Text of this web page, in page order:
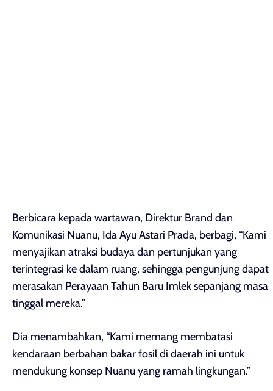
Berbicara kepada wartawan, Direktur Brand dan
Komunikasi Nuanu, Ida Ayu Astari Prada, berbagi, “Kami
menyajikan atraksi budaya dan pertunjukan yang
terintegrasi ke dalam ruang, sehingga pengunjung dapat
merasakan Perayaan Tahun Baru Imlek sepanjang masa
tinggal mereka.”
Dia menambahkan, “Kami memang membatasi
kendaraan berbahan bakar fosil di daerah ini untuk
mendukung konsep Nuanu yang ramah lingkungan.”